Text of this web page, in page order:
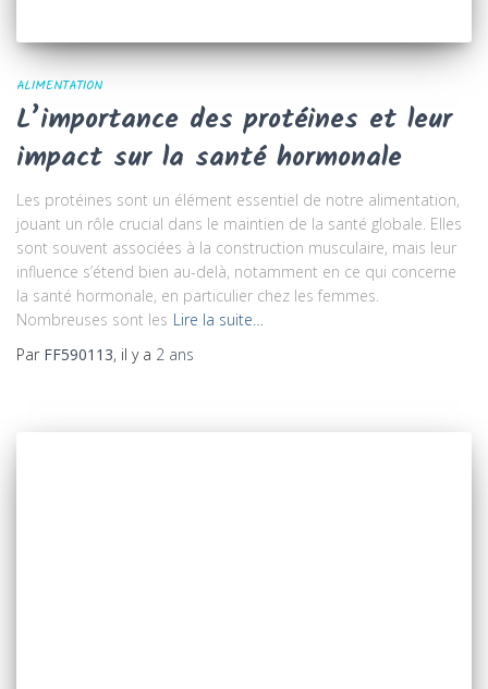
ALIMENTATION
L’importance des protéines et leur
impact sur la santé hormonale
Les protéines sont un élément essentiel de notre alimentation,
jouant un rôle crucial dans le maintien de la santé globale. Elles
sont souvent associées à la construction musculaire, mais leur
influence s’étend bien au-delà, notamment en ce qui concerne
la santé hormonale, en particulier chez les femmes.
Nombreuses sont les Lire la suite…
Par FF590113, il y a 2 ans